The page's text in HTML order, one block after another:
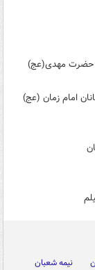
حضرت مهدی(عج)
نیمه شعبان